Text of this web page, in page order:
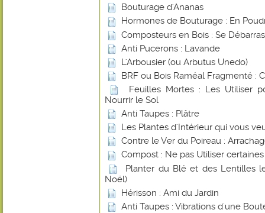
Bouturage d'Ananas
Hormones de Bouturage : En
Composteurs en Bois : Se
Anti Pucerons : Lavande
L'Arbousier (ou Arbutus Unedo)
BRF ou Bois Raméal Fragmenté :
Feuilles Mortes : Les Utiliser
Nourrir le Sol
Anti Taupes : Plâtre
Les Plantes d'Intérieur qui vous
Contre le Ver du Poireau :
Compost : Ne pas Utiliser
Planter du Blé et des Lentilles
Noël)
Hérisson : Ami du Jardin
Anti Taupes : Vibrations d'une